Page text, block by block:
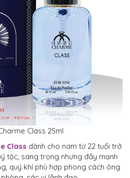
Class 25ml
Class dành cho nam từ 22 tuổi trở
tộc, sang trọng nhưng đầy mạnh
quý khí phù hợp phong cách ông